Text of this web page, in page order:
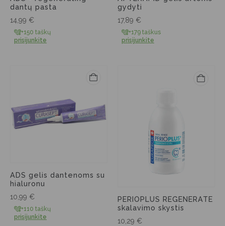
dantų pasta
14,99 €
+150 taškų
prisijunkite
gydyti
17,89 €
+179 taškus
prisijunkite
ADS gelis dantenoms su
hialuronu
10,99 €
+110 taškų
prisijunkite
PERIOPLUS REGENERATE
skalavimo skystis
10,29 €